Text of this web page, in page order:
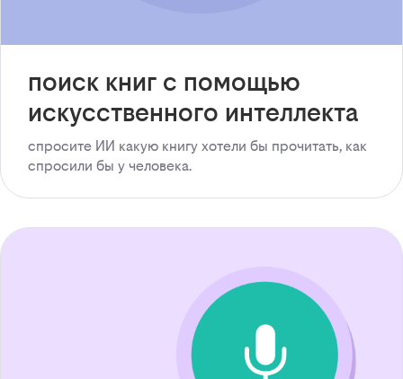
поиск книг с помощью
искусственного интеллекта
спросите ИИ какую книгу хотели бы прочитать, как
спросили бы у человека.